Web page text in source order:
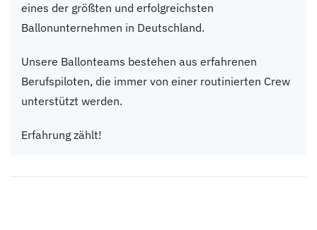
eines der größten und erfolgreichsten
Ballonunternehmen in Deutschland.
Unsere Ballonteams bestehen aus erfahrenen
Berufspiloten, die immer von einer routinierten Crew
unterstützt werden.
Erfahrung zählt!